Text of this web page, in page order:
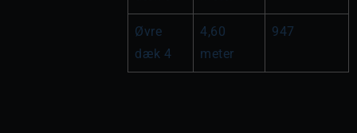
Øvre
dæk 4
4,60
meter
947